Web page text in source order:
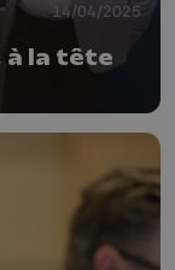
14/04/2025
à la tête